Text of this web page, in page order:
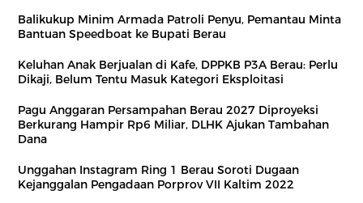
Balikukup Minim Armada Patroli Penyu, Pemantau Minta
Bantuan Speedboat ke Bupati Berau
Keluhan Anak Berjualan di Kafe, DPPKB P3A Berau: Perlu
Dikaji, Belum Tentu Masuk Kategori Eksploitasi
Pagu Anggaran Persampahan Berau 2027 Diproyeksi
Berkurang Hampir Rp6 Miliar, DLHK Ajukan Tambahan
Dana
Unggahan Instagram Ring 1 Berau Soroti Dugaan
Kejanggalan Pengadaan Porprov VII Kaltim 2022